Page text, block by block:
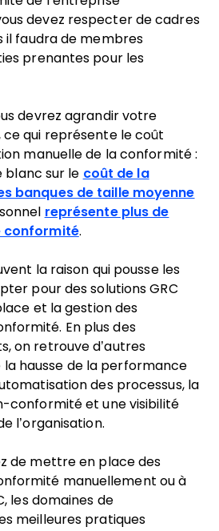
devez respecter de cadres
il faudra de membres
prenantes pour les
devrez agrandir votre
qui représente le coût
manuelle de la conformité :
blanc sur le coût de la
banques de taille moyenne
représente plus de
conformité.
la raison qui pousse les
pour des solutions GRC
et la gestion des
En plus des
on retrouve d’autres
hausse de la performance
des processus, la
conformité et une visibilité
l’organisation.
de mettre en place des
manuellement ou à
les domaines de
meilleures pratiques